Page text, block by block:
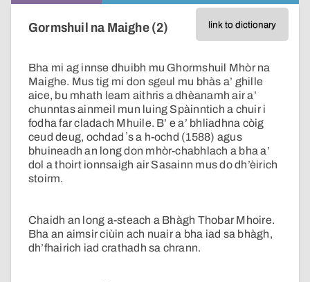
link to dictionary
Gormshuil na Maighe (2)
Bha mi ag innse dhuibh mu Ghormshuil Mhòr na
Maighe. Mus tig mi don sgeul mu bhàs a’ ghille
aice, bu mhath leam aithris a dhèanamh air a’
chunntas ainmeil mun luing Spàinntich a chuir i
fodha far cladach Mhuile. B’ e a’ bhliadhna còig
ceud deug, ochdad ʼs a h-ochd (1588) agus
bhuineadh an long don mhòr-chabhlach a bha a’
dol a thoirt ionnsaigh air Sasainn mus do dh’èirich
stoirm.
Chaidh an long a-steach a Bhàgh Thobar Mhoire.
Bha an aimsir ciùin ach nuair a bha iad sa bhàgh,
dh’fhairich iad crathadh sa chrann.